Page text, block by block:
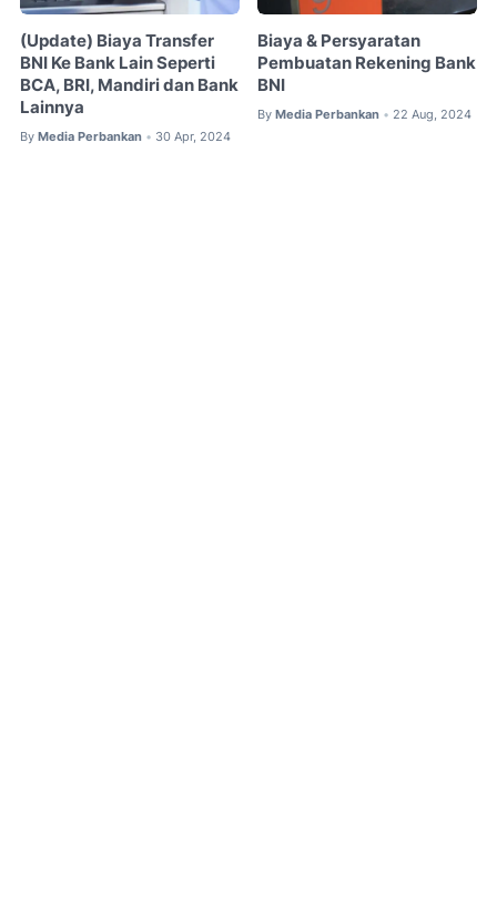
(Update) Biaya Transfer
BNI Ke Bank Lain Seperti
BCA, BRI, Mandiri dan Bank
Lainnya
By Media Perbankan • 30 Apr, 2024
Biaya & Persyaratan
Pembuatan Rekening Bank
BNI
By Media Perbankan • 22 Aug, 2024